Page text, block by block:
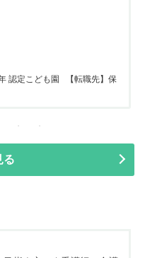
認定こども園 【転職先】保
る